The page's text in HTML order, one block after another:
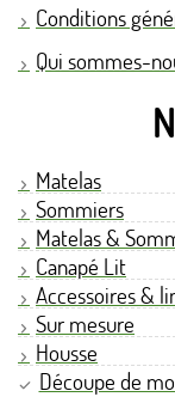
Conditions
Qui sommes-
Matelas
Sommiers
Matelas &
Canapé Lit
Accessoires &
Sur mesure
Housse
Découpe de